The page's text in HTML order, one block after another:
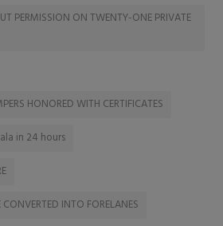
PERMISSION ON TWENTY-ONE PRIVATE
HONORED WITH CERTIFICATES
in 24 hours
INTO FORELANES